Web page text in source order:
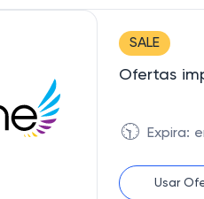
SALE
Ofertas
🕥 Expira:
Usar